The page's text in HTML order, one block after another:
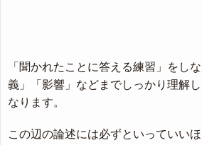
「聞かれたことに答える練習」をし
義」「影響」などまでしっかり理解
なります。
この辺の論述には必ずといっていい